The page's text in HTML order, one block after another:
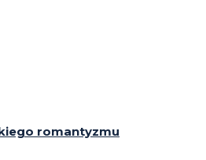
romantyzmu